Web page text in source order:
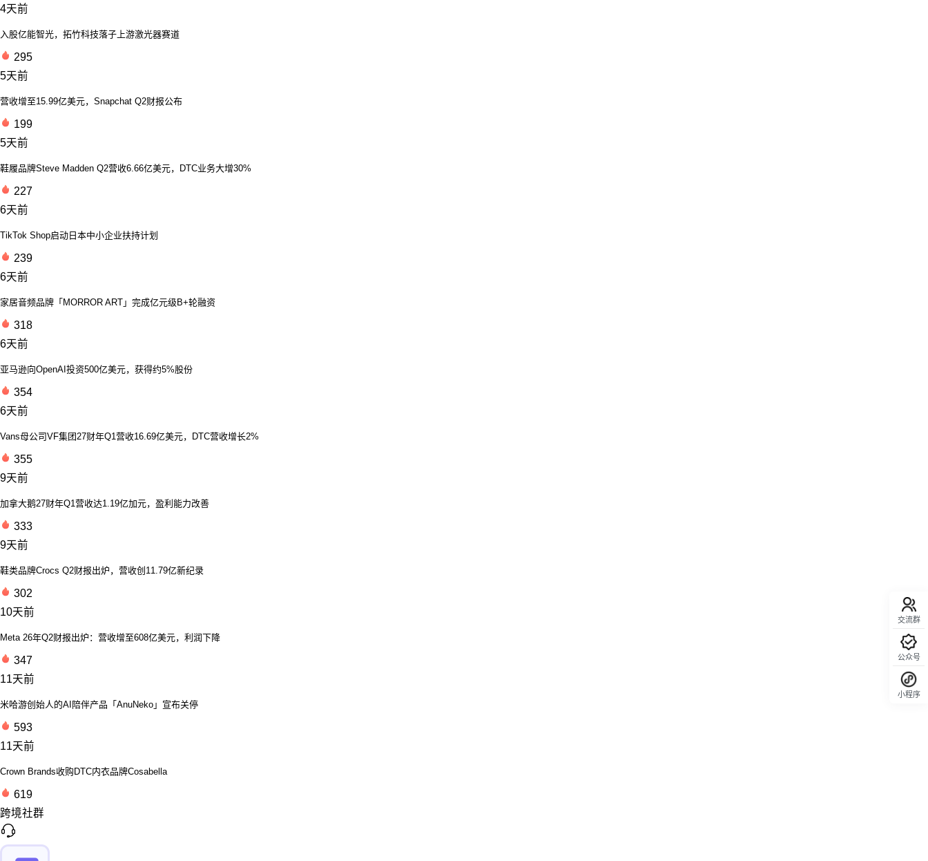
4天前
入股亿能智光，拓竹科技落子上游激光器赛道
295
5天前
营收增至15.99亿美元，Snapchat Q2财报公布
199
5天前
鞋履品牌Steve Madden Q2营收6.66亿美元，DTC业务大增30%
227
6天前
TikTok Shop启动日本中小企业扶持计划
239
6天前
家居音频品牌「MORROR ART」完成亿元级B+轮融资
318
6天前
亚马逊向OpenAI投资500亿美元，获得约5%股份
354
6天前
Vans母公司VF集团27财年Q1营收16.69亿美元，DTC营收增长2%
355
9天前
加拿大鹅27财年Q1营收达1.19亿加元，盈利能力改善
333
9天前
鞋类品牌Crocs Q2财报出炉，营收创11.79亿新纪录
302
10天前
Meta 26年Q2财报出炉：营收增至608亿美元，利润下降
347
11天前
米哈游创始人的AI陪伴产品「AnuNeko」宣布关停
593
11天前
Crown Brands收购DTC内衣品牌Cosabella
619
跨境社群
交流群
公众号
小程序